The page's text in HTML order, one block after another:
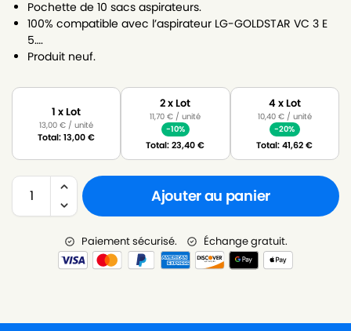
Pochette de 10 sacs aspirateurs.
100% compatible avec l’aspirateur LG-GOLDSTAR VC 3 E
5….
Produit neuf.
1 x Lot
13,00€ / unité
Total:13,00€
2 x Lot
11,70€ / unité
-10%
Total:23,40€
4 x Lot
10,40 €/ unité
-20%
Total:41,62€
Ajouter au panier
Paiement sécurisé. Échange gratuit.